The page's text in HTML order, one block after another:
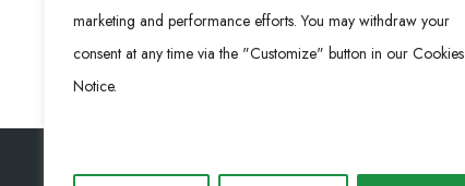
marketing and performance efforts. You may withdraw your
consent at any time via the "Customize" button in our Cookies
Notice.